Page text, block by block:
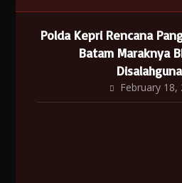
Polda Kepri Rencana
Batam Maraknya
February 18,